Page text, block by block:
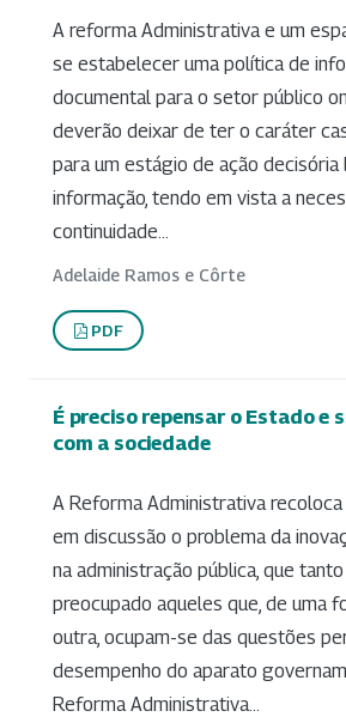
A reforma Administrativa e um
se estabelecer uma política de
documental para o setor público
deverão deixar de ter o caráter
para um estágio de ação decisória
informação, tendo em vista a
continuidade...
Adelaide Ramos e Côrte
PDF
É preciso repensar o Estado e
com a sociedade
A Reforma Administrativa recoloca
em discussão o problema da
na administração pública, que
preocupado aqueles que, de uma
outra, ocupam-se das questões
desempenho do aparato
Reforma Administrativa...